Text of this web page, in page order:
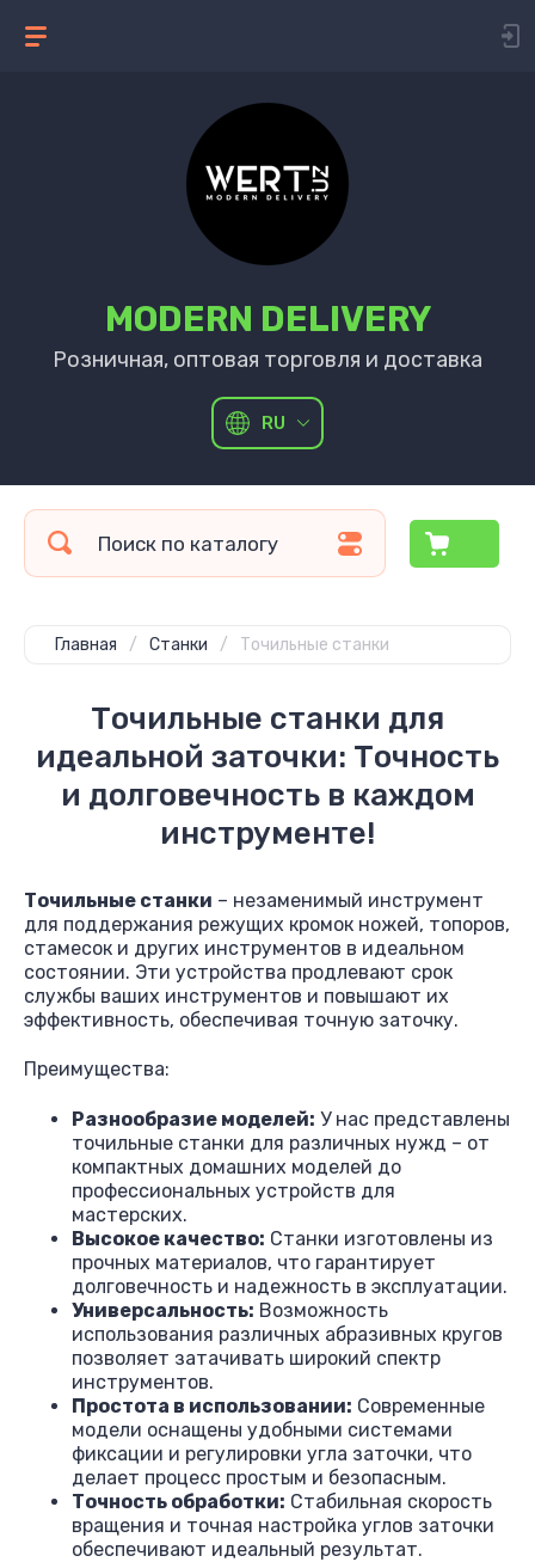
MODERN DELIVERY
Розничная, оптовая торговля и доставка
RU
Главная / Станки / Точильные станки
Точильные станки для
идеальной заточки: Точность
и долговечность в каждом
инструменте!
Точильные станки – незаменимый инструмент
для поддержания режущих кромок ножей, топоров,
стамесок и других инструментов в идеальном
состоянии. Эти устройства продлевают срок
службы ваших инструментов и повышают их
эффективность, обеспечивая точную заточку.
Преимущества:
Разнообразие моделей: У нас представлены
точильные станки для различных нужд – от
компактных домашних моделей до
профессиональных устройств для
мастерских.
Высокое качество: Станки изготовлены из
прочных материалов, что гарантирует
долговечность и надежность в эксплуатации.
Универсальность: Возможность
использования различных абразивных кругов
позволяет затачивать широкий спектр
инструментов.
Простота в использовании: Современные
модели оснащены удобными системами
фиксации и регулировки угла заточки, что
делает процесс простым и безопасным.
Точность обработки: Стабильная скорость
вращения и точная настройка углов заточки
обеспечивают идеальный результат.